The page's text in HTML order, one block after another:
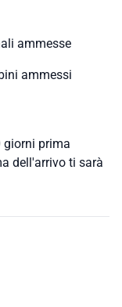
ammesse
ammessi
giorni prima
dell'arrivo ti sarà